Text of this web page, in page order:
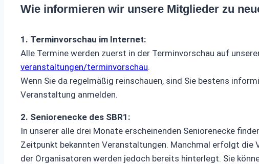
Wie informieren wir unsere Mitglieder zu
1. Terminvorschau im Internet:
Alle Termine werden zuerst in der Terminvorschau auf
veranstaltungen/terminvorschau.
Wenn Sie da regelmäßig reinschauen, sind Sie bestens
Veranstaltung anmelden.
2. Seniorenecke des SBR1:
In unserer alle drei Monate erscheinenden Seniorenecke
Zeitpunkt bekannten Veranstaltungen. Manchmal erfolgt
der Organisatoren werden jedoch bereits hinterlegt. Sie